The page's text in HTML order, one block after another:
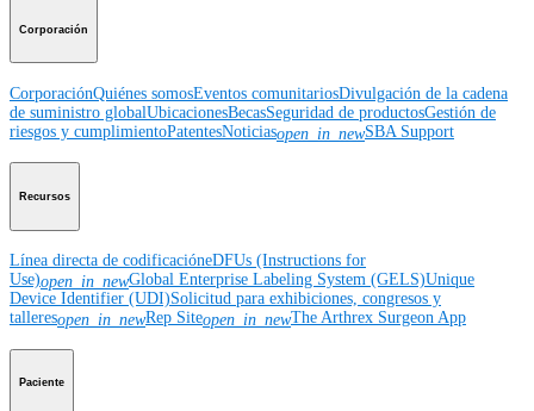
Corporación
CorporaciónQuiénes somosEventos comunitariosDivulgación de la cadena
de suministro globalUbicacionesBecasSeguridad de productosGestión de
riesgos y cumplimientoPatentesNoticiasopen_in_newSBA Support
Recursos
Línea directa de codificacióneDFUs (Instructions for
Use)open_in_newGlobal Enterprise Labeling System (GELS)Unique
Device Identifier (UDI)Solicitud para exhibiciones, congresos y
talleresopen_in_newRep Siteopen_in_newThe Arthrex Surgeon App
Paciente